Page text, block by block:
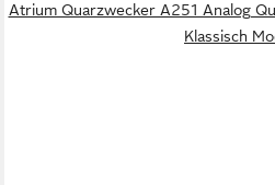
Atrium Quarzwecker A251 Analog
Klassisch